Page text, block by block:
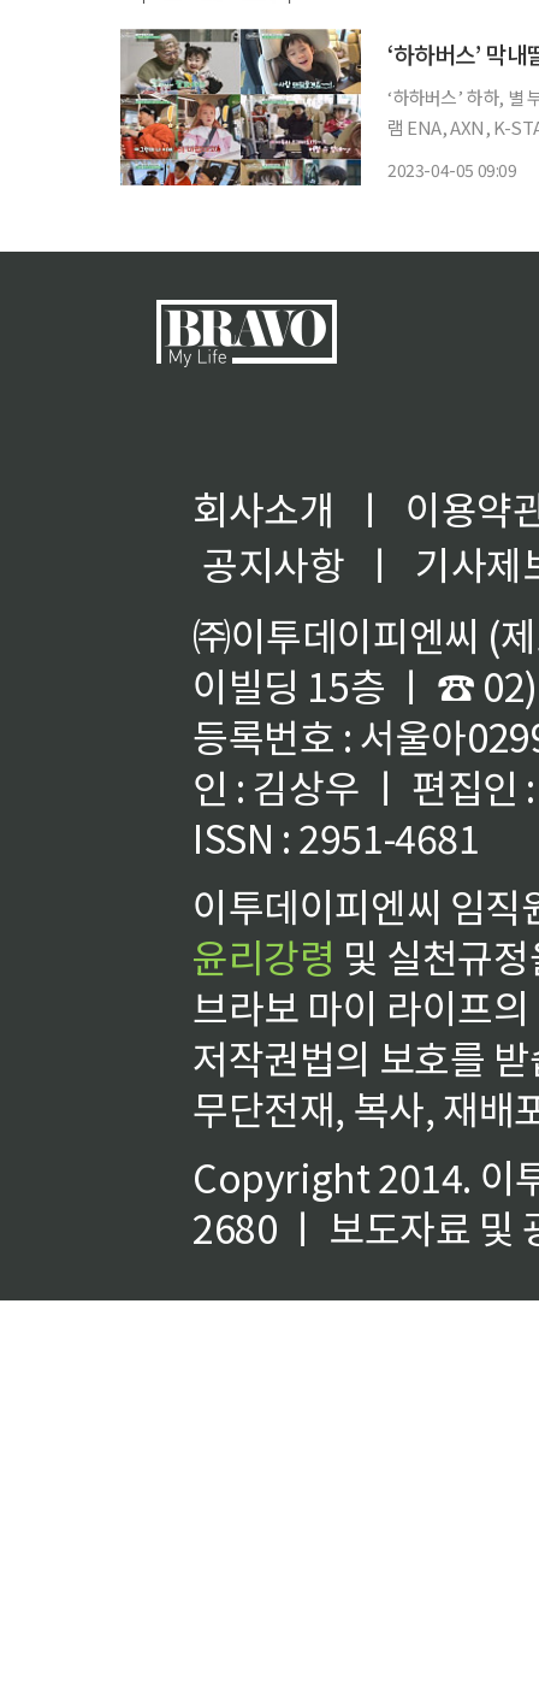
‘하하버스’ 막
‘하하버스’ 하하, 별 부부가
램 ENA, AXN, K-STAR ‘하하버스’에서는 하하 가족이 낡은 마을버스를 고쳐서
2023-04-05 09:09
회사소개 ㅣ
이용약
공지사항
ㅣ
기사제
㈜이투데이피엔씨 (
이빌딩 15층 ㅣ ☎
등록번호 : 서울아
인 : 김상우 ㅣ 편집인
ISSN : 2951-4681
이투데이피엔씨 임
윤리강령 및 실천규
브라보 마이 라이프
저작권법의 보호를
무단전재, 복사, 재배
Copyright 2014. 이
2680 ㅣ 보도자료